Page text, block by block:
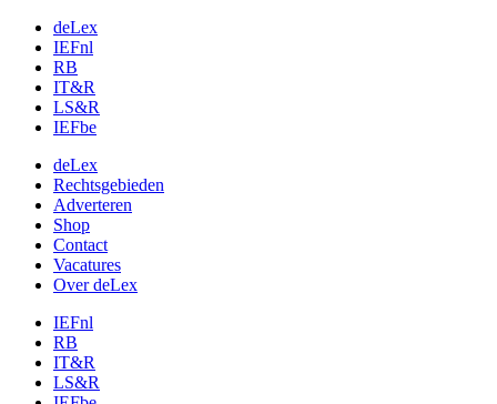
deLex
IEFnl
RB
IT&R
LS&R
IEFbe
deLex
Rechtsgebieden
Adverteren
Shop
Contact
Vacatures
Over deLex
IEFnl
RB
IT&R
LS&R